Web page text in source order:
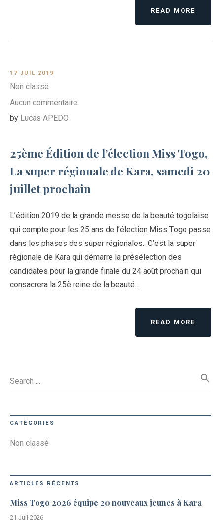
READ MORE
17 JUIL 2019
Non classé
Aucun commentaire
by Lucas APEDO
25ème Édition de l’élection Miss Togo,
La super régionale de Kara, samedi 20
juillet prochain
L’édition 2019 de la grande messe de la beauté togolaise
qui compte pour les 25 ans de l’élection Miss Togo passe
dans les phases des super régionales. C’est la super
régionale de Kara qui démarre la présélection des
candidates pour la grande finale du 24 août prochain qui
consacrera la 25è reine de la beauté…
READ MORE
Search … search
CATÉGORIES
Non classé
ARTICLES RÉCENTS
Miss Togo 2026 équipe 20 nouveaux jeunes à Kara
21 Juil 2026